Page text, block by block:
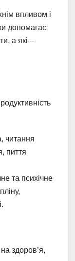
впливом і
допомагає
а які –
читання
пиття
та психічне
здоров’я,